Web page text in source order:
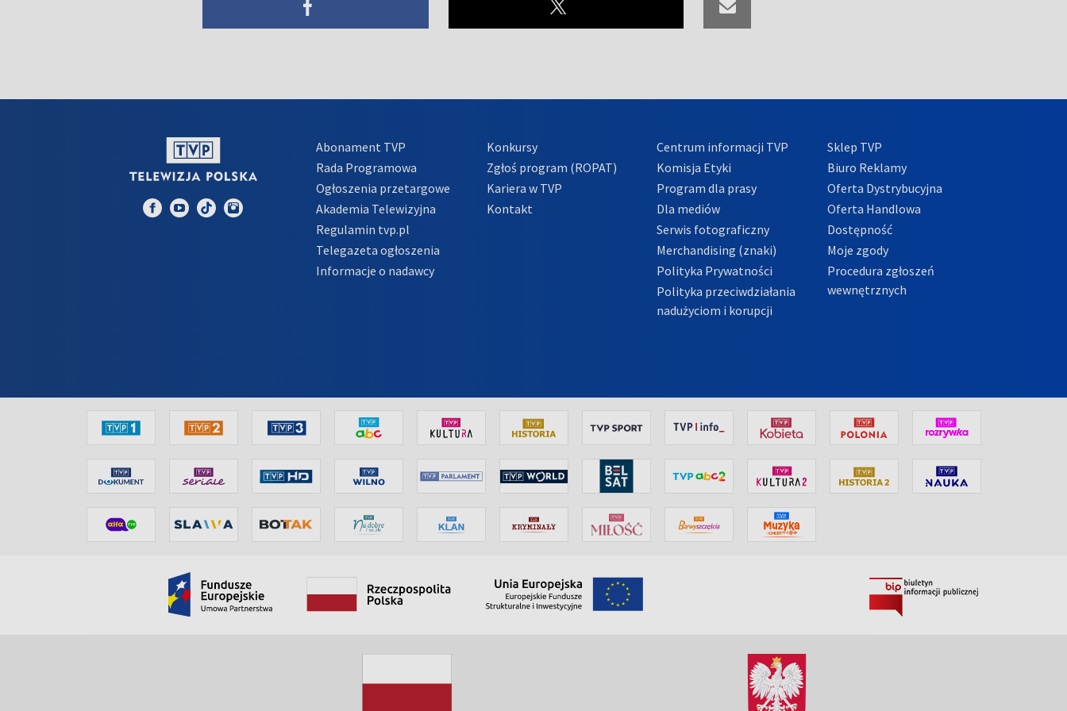
Abonament TVP
Rada Programowa
Ogłoszenia przetargowe
Akademia Telewizyjna
Regulamin tvp.pl
Telegazeta ogłoszenia
Informacje o nadawcy
Konkursy
Zgłoś program (ROPAT)
Kariera w TVP
Kontakt
Centrum informacji TVP
Komisja Etyki
Program dla prasy
Dla mediów
Serwis fotograficzny
Merchandising (znaki)
Polityka Prywatności
Polityka przeciwdziałania
nadużyciom i korupcji
Sklep TVP
Biuro Reklamy
Oferta Dystrybucyjna
Oferta Handlowa
Dostępność
Moje zgody
Procedura zgłoszeń
wewnętrznych